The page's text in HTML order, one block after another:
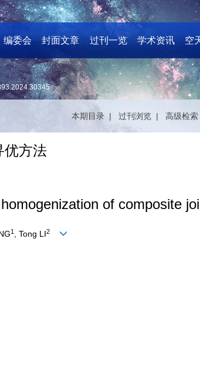
编委会 封面文章 过刊一览 学术资讯 空
本期目录 | 过刊浏览 | 高级检索
优方法
of composite
1 , Tong LI2